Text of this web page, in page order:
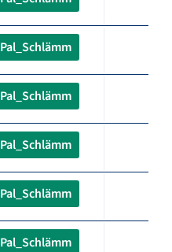
Pal_Schlämm
Pal_Schlämm
Pal_Schlämm
Pal_Schlämm
Pal_Schlämm